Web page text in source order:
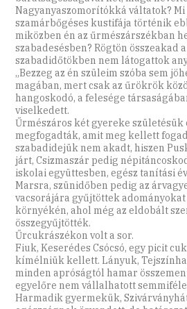
Nagyanyaszomorítókká váltatok?
szamárbőgéses kustifája történik
miközben én az űrmészárszékban
szabadesésben? Rögtön összeakad
szabadidőtökben nem látogattok
„Bezzeg az én szüleim szóba sem
magában, mert csak az űrökrök
hangoskodó, a felesége
viselkedett.
Űrmészáros két gyereke születésük
megfogadták, amit meg kellett
szabadidejük nem akadt, hiszen
járt, Csizmaszár pedig
iskolai együttesben, egész tanítási
Marsra, szünidőben pedig az
vacsorájára gyűjtöttek
környékén, ahol még az eldobált
összegyűjtötték.
Űrcukrászékon volt a sor.
Fiuk, Keserédes Csócsó, egy picit
kímélniük kellett. Lányuk,
minden apróságtól hamar
egyelőre nem vállalhatott
Harmadik gyermekük,